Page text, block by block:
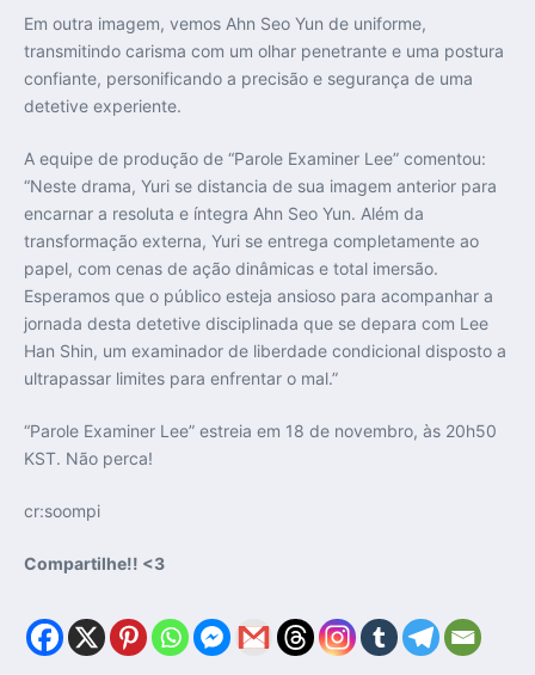
Em outra imagem, vemos Ahn Seo Yun de uniforme,
transmitindo carisma com um olhar penetrante e uma postura
confiante, personificando a precisão e segurança de uma
detetive experiente.
A equipe de produção de “Parole Examiner Lee” comentou:
“Neste drama, Yuri se distancia de sua imagem anterior para
encarnar a resoluta e íntegra Ahn Seo Yun. Além da
transformação externa, Yuri se entrega completamente ao
papel, com cenas de ação dinâmicas e total imersão.
Esperamos que o público esteja ansioso para acompanhar a
jornada desta detetive disciplinada que se depara com Lee
Han Shin, um examinador de liberdade condicional disposto a
ultrapassar limites para enfrentar o mal.”
“Parole Examiner Lee” estreia em 18 de novembro, às 20h50
KST. Não perca!
cr:soompi
Compartilhe!! <3